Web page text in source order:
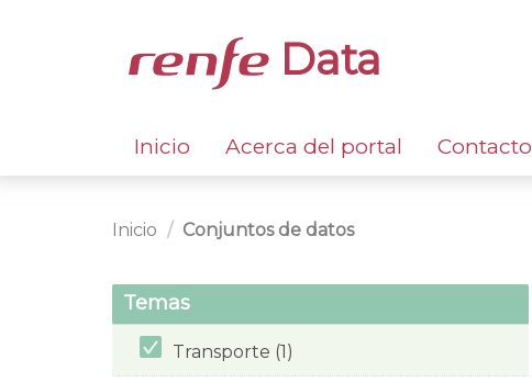
Data
Inicio Acerca del portal Contacto
Inicio Conjuntos de datos
Temas
Transporte (1)